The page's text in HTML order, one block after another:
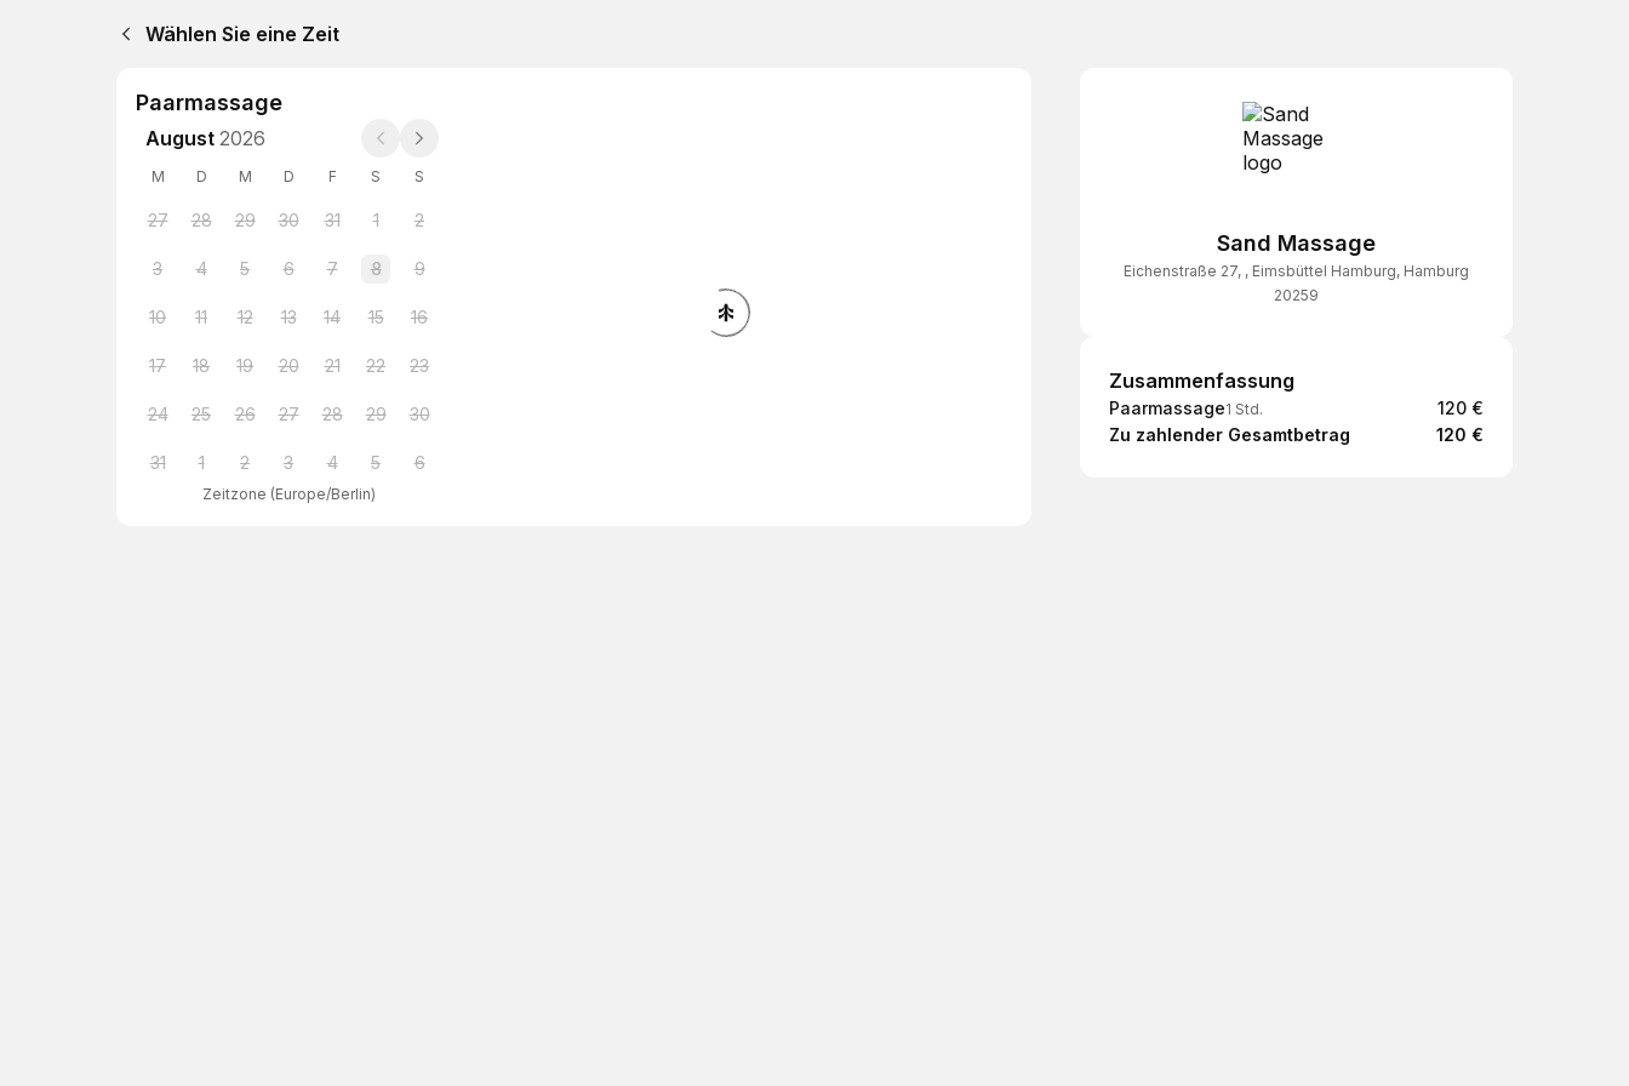
Wählen Sie eine Zeit
Paarmassage
August 2026
M D M D F S S
27 28 29 30 31 1 2
3 4 5 6 7 8 9
10 11 12 13 14 15 16
17 18 19 20 21 22 23
24 25 26 27 28 29 30
31 1 2 3 4 5 6
Zeitzone (Europe/Berlin)
Sand Massage
Eichenstraße 27, , Eimsbüttel Hamburg, Hamburg
20259
Zusammenfassung
Zusammenfassung
Paarmassage1 Std.
120 €
Zu zahlender Gesamtbetrag
120 €